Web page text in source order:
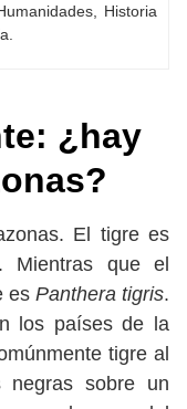
Historia
¿hay
El tigre es
Mientras que el
es Panthera tigris.
los países de la
tigre al
negras sobre un